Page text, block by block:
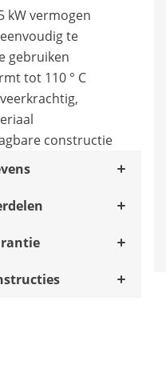
kW vermogen
te
gebruiken
tot 110 ° C
constructie